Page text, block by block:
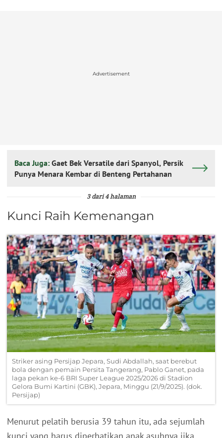
Advertisement
Baca Juga: Gaet Bek Versatile dari Spanyol, Persik
Punya Menara Kembar di Benteng Pertahanan
3 dari 4 halaman
Kunci Raih Kemenangan
Striker asing Persijap Jepara, Sudi Abdallah, saat berebut
bola dengan pemain Persita Tangerang, Pablo Ganet, pada
laga pekan ke-6 BRI Super League 2025/2026 di Stadion
Gelora Bumi Kartini (GBK), Jepara, Minggu (21/9/2025). (dok.
Persijap)
Menurut pelatih berusia 39 tahun itu, ada sejumlah
kunci yang harus diperhatikan anak asuhnya jika